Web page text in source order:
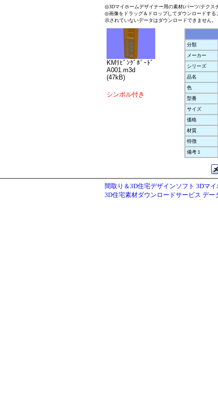
◎3Dマイホームデザイナー用の素材(パーツ/テクス
◎画像をドラッグ＆ドロップしてダウンロードす
示されていないデータはダウンロードできません。
KMﾘﾋﾞﾝｸﾞﾎﾞｰﾄﾞ
A001.m3d
(47kB)
シンボル付き
分類
メーカー
シリーズ
品名
色
型番
サイズ
価格
材質
特徴
備考１
間取り＆3D住宅デザインソフト 3Dマ
3D住宅素材ダウンロードサービス デー